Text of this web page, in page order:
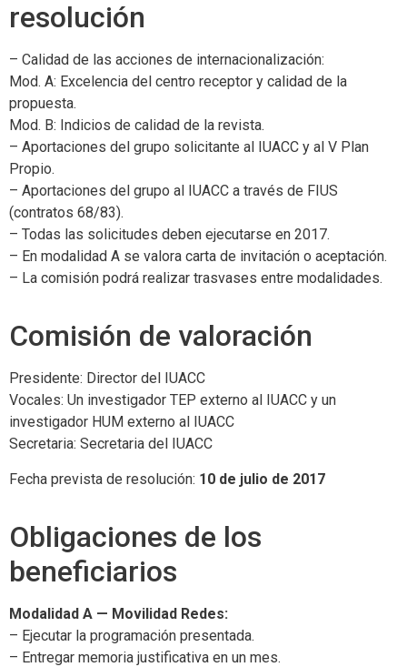
resolución
– Calidad de las acciones de internacionalización:
Mod. A: Excelencia del centro receptor y calidad de la
propuesta.
Mod. B: Indicios de calidad de la revista.
– Aportaciones del grupo solicitante al IUACC y al V Plan
Propio.
– Aportaciones del grupo al IUACC a través de FIUS
(contratos 68/83).
– Todas las solicitudes deben ejecutarse en 2017.
– En modalidad A se valora carta de invitación o aceptación.
– La comisión podrá realizar trasvases entre modalidades.
Comisión de valoración
Presidente: Director del IUACC
Vocales: Un investigador TEP externo al IUACC y un
investigador HUM externo al IUACC
Secretaria: Secretaria del IUACC
Fecha prevista de resolución: 10 de julio de 2017
Obligaciones de los
beneficiarios
Modalidad A — Movilidad Redes:
– Ejecutar la programación presentada.
– Entregar memoria justificativa en un mes.